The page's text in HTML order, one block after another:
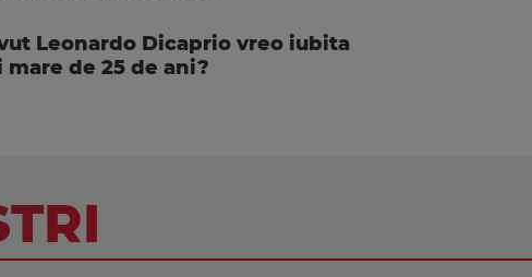
Leonardo Dicaprio vreo iubita
mare de 25 de ani?